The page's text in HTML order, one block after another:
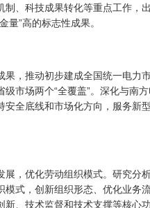
制、科技成果转化等重点工作，
量”高的标志性成果。
，推动初步建成全国统一电力
级市场两个“全覆盖”。深化与南
安全底线和市场化方向，服务新
，优化劳动组织模式。研究分
模式，创新组织形态、优化业务
新、技术监督和技术支撑等核心